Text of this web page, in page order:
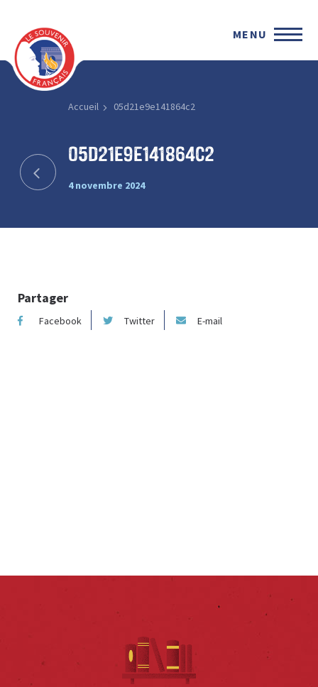
MENU
Accueil 05d21e9e141864c2
05d21e9e141864c2
4 novembre 2024
Partager
Facebook Twitter E-mail